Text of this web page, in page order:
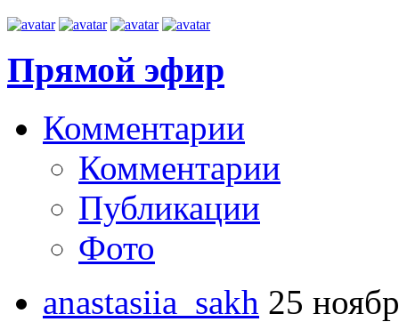
Прямой эфир
Комментарии
Комментарии
Публикации
Фото
anastasiia_sakh 25